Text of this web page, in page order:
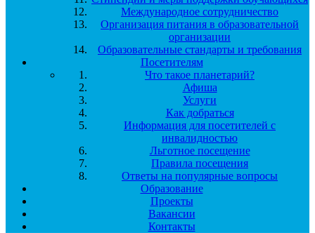
Международное сотрудничество
Организация питания в образовательной
организации
Образовательные стандарты и требования
Посетителям
Что такое планетарий?
Афиша
Услуги
Как добраться
Информация для посетителей с
инвалидностью
Льготное посещение
Правила посещения
Ответы на популярные вопросы
Образование
Проекты
Вакансии
Контакты